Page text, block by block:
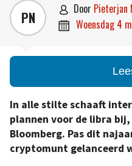
PN  door Pieterjan
 woensdag 4
In alle stilte schaaft
plannen voor de libra
Bloomberg. Pas dit
cryptomunt gelanceerd